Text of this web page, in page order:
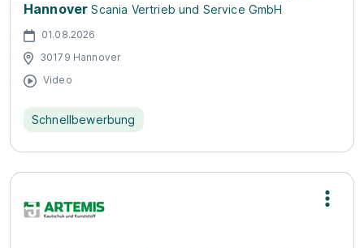
Hannover Scania Vertrieb und Service GmbH
01.08.2026
30179 Hannover
Video
Schnellbewerbung